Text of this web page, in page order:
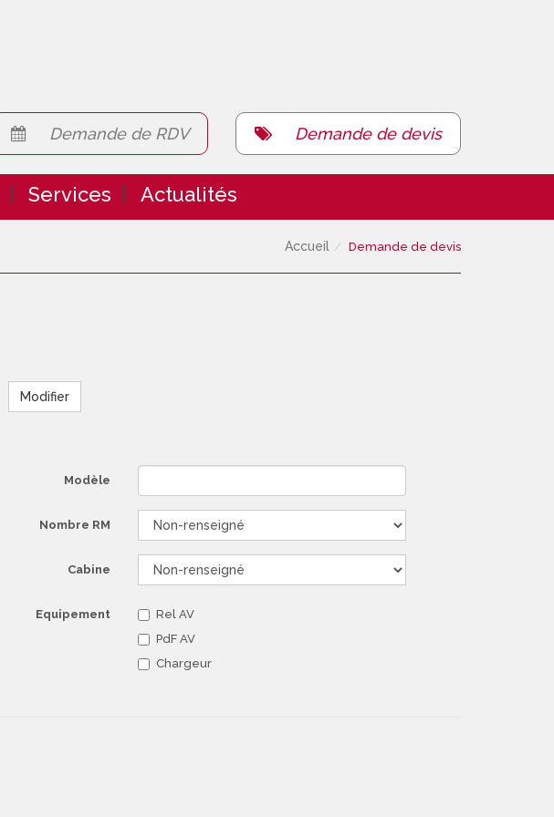
Demande de RDV Demande de devis
Services Actualités
Accueil Demande de devis
Modifier
Modèle
Nombre RM
Cabine
Equipement
Rel AV
PdF AV
Chargeur